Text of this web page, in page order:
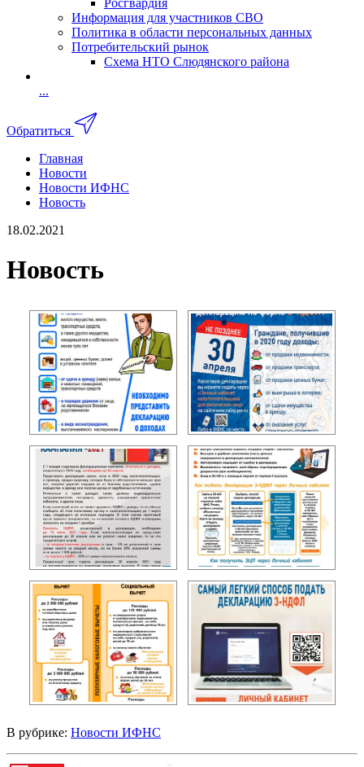
Росгвардия
Информация для участников СВО
Политика в области персональных данных
Потребительский рынок
Схема НТО Слюдянского района
...
Обратиться
Главная
Новости
Новости ИФНС
Новость
18.02.2021
Новость
В рубрике: Новости ИФНС